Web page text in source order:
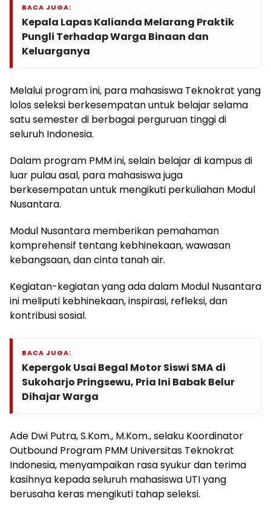
BACA JUGA:
Kepala Lapas Kalianda Melarang Praktik
Pungli Terhadap Warga Binaan dan
Keluarganya
Melalui program ini, para mahasiswa Teknokrat yang
lolos seleksi berkesempatan untuk belajar selama
satu semester di berbagai perguruan tinggi di
seluruh Indonesia.
Dalam program PMM ini, selain belajar di kampus di
luar pulau asal, para mahasiswa juga
berkesempatan untuk mengikuti perkuliahan Modul
Nusantara.
Modul Nusantara memberikan pemahaman
komprehensif tentang kebhinekaan, wawasan
kebangsaan, dan cinta tanah air.
Kegiatan-kegiatan yang ada dalam Modul Nusantara
ini meliputi kebhinekaan, inspirasi, refleksi, dan
kontribusi sosial.
BACA JUGA:
Kepergok Usai Begal Motor Siswi SMA di
Sukoharjo Pringsewu, Pria Ini Babak Belur
Dihajar Warga
Ade Dwi Putra, S.Kom., M.Kom., selaku Koordinator
Outbound Program PMM Universitas Teknokrat
Indonesia, menyampaikan rasa syukur dan terima
kasihnya kepada seluruh mahasiswa UTI yang
berusaha keras mengikuti tahap seleksi.